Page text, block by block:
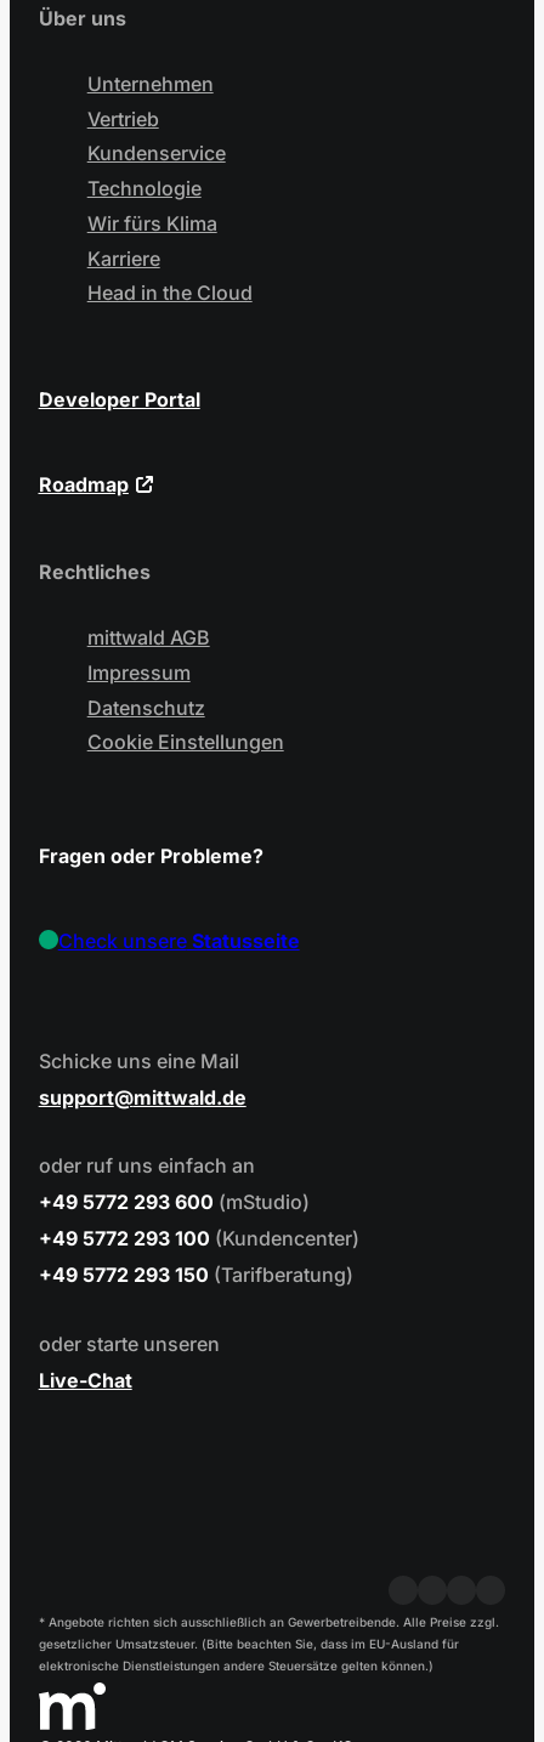
Über uns
Unternehmen
Vertrieb
Kundenservice
Technologie
Wir fürs Klima
Karriere
Head in the Cloud
Developer Portal
Roadmap
Rechtliches
mittwald AGB
Impressum
Datenschutz
Cookie Einstellungen
Fragen oder Probleme?
Check unsereStatusseite
Schicke uns eine Mail
support
mittwald.de
oder ruf uns einfach an
+49 5772 293 600 (mStudio)
+49 5772 293 100 (Kundencenter)
+49 5772 293 150 (Tarifberatung)
oder starte unseren
Live-Chat
* Angebote richten sich ausschließlich an Gewerbetreibende. Alle Preise zzgl.
gesetzlicher Umsatzsteuer. (Bitte beachten Sie, dass im EU-Ausland für
elektronische Dienstleistungen andere Steuersätze gelten können.)